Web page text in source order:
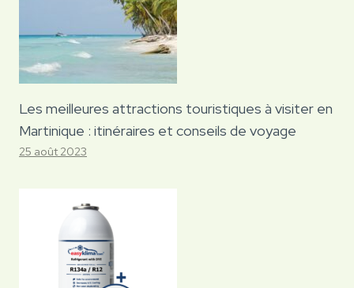
Les meilleures attractions touristiques à visiter en
Martinique : itinéraires et conseils de voyage
25 août 2023